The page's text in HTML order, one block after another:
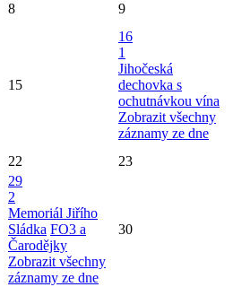
8 9
15
16
1
Jihočeská
dechovka s
ochutnávkou vína
Zobrazit všechny
záznamy ze dne
22 23
29
2
Memoriál Jiřího
Sládka FO3 a
Čarodějky
Zobrazit všechny
záznamy ze dne
30